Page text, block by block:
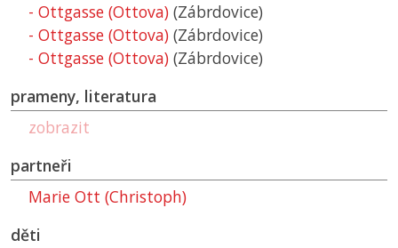
- Ottgasse (Ottova) (Zábrdovice)
- Ottgasse (Ottova) (Zábrdovice)
- Ottgasse (Ottova) (Zábrdovice)
prameny, literatura
zobrazit
partneři
Marie Ott (Christoph)
děti